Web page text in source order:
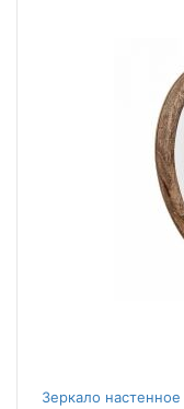
Зеркало